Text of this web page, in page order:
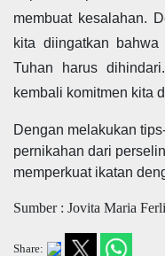
membuat kesalahan.
kita diingatkan
Tuhan harus
kembali komitmen kita
Dengan melakukan
pernikahan dari
memperkuat ikatan
Sumber : Jovita Maria
Share: